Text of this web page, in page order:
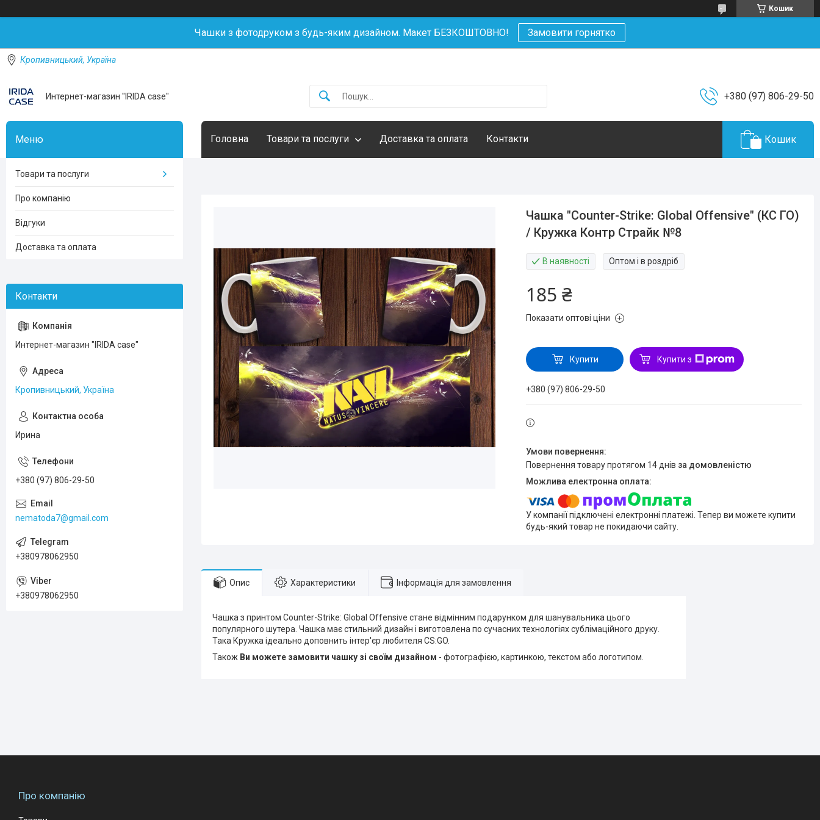
Кошик
Чашки з фотодруком з будь-яким дизайном. Макет БЕЗКОШТОВНО! Замовити горнятко
Кропивницький, Україна
Интернет-магазин "IRIDA case" +380 (97) 806-29-50
Головна Товари та послуги Доставка та оплата Контакти Кошик
Чашка "Counter-Strike: Global Offensive" (КС ГО)
/ Кружка Контр Страйк №8
В наявності Оптом і в роздріб
185 ₴
Показати оптові ціни
Купити Купити з
+380 (97) 806-29-50
повернення товару протягом 14 днів за домовленістю
У компанії підключені електронні платежі. Тепер ви можете купити
будь-який товар не покидаючи сайту.
Опис Характеристики Інформація для замовлення
Чашка з принтом Counter-Strike: Global Offensive стане відмінним подарунком для шанувальника цього
популярного шутера. Чашка має стильний дизайн і виготовлена по сучасних технологіях сублімаційного друку.
Така Кружка ідеально доповнить інтер'єр любителя CS:GO.
Також Ви можете замовити чашку зі своїм дизайном - фотографією, картинкою, текстом або логотипом.
Товари та послуги
Про компанію
Відгуки
Доставка та оплата
Интернет-магазин "IRIDA case"
Кропивницький, Україна
Ирина
+380 (97) 806-29-50
nematoda7@gmail.com
+380978062950
+380978062950
Про компанію